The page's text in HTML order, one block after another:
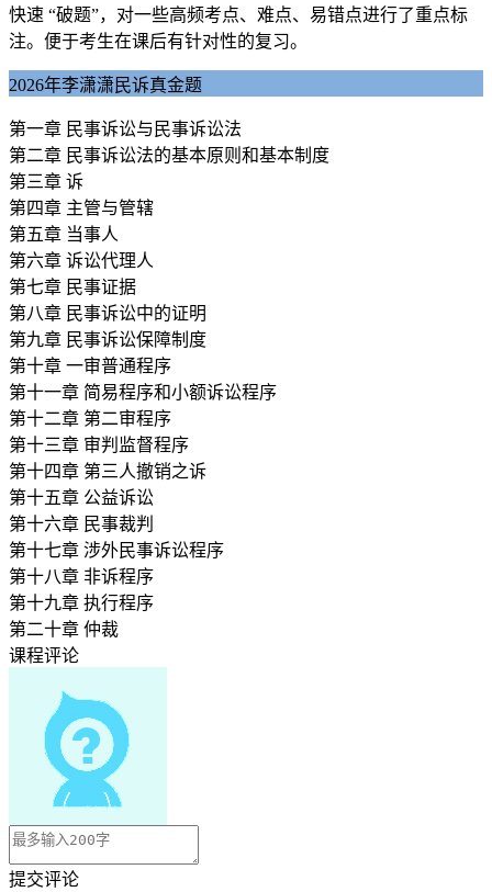
快速 “破题”，对一些高频考点、难点、易错点进行了重点标
注。便于考生在课后有针对性的复习。
2026年李潇潇民诉真金题
第一章 民事诉讼与民事诉讼法
第二章 民事诉讼法的基本原则和基本制度
第三章 诉
第四章 主管与管辖
第五章 当事人
第六章 诉讼代理人
第七章 民事证据
第八章 民事诉讼中的证明
第九章 民事诉讼保障制度
第十章 一审普通程序
第十一章 简易程序和小额诉讼程序
第十二章 第二审程序
第十三章 审判监督程序
第十四章 第三人撤销之诉
第十五章 公益诉讼
第十六章 民事裁判
第十七章 涉外民事诉讼程序
第十八章 非诉程序
第十九章 执行程序
第二十章 仲裁
课程评论
提交评论